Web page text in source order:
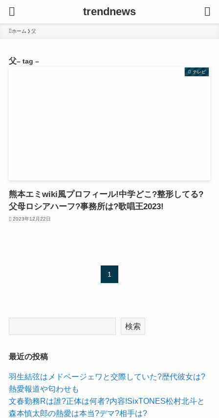
trendnews
ホーム 父
父– tag –
テレビ
熊本エミwiki風プロフィール!中学どこ?整形してる?
父母ロシアハーフ?事務所は?歌唱王2023!
2023年12月22日
1
検索
最近の投稿
羽生結弦はメドベージェワと交際していた?歴代彼女は?
熱愛報道や匂わせも
文春勤務Rは誰?正体は何者?内容!SixTONES松村北斗と
森本慎太郎の熱愛は本当?デマ?相手は?